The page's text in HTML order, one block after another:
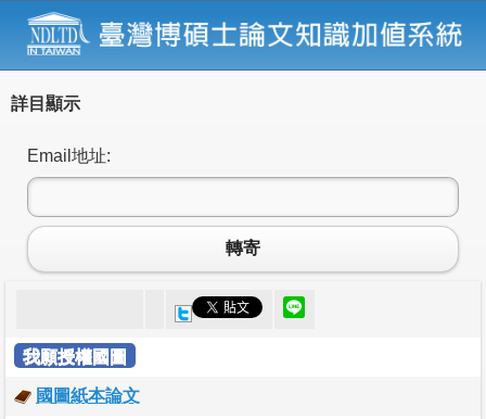
詳目顯示
Email地址:
轉寄
我願授權國圖
國圖紙本論文